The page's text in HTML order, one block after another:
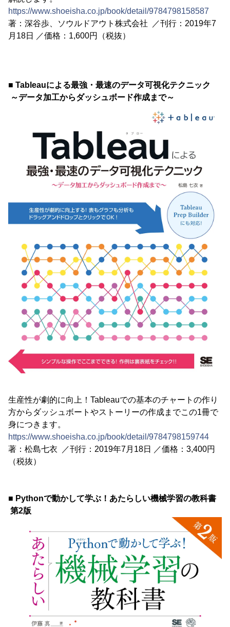
https://www.shoeisha.co.jp/book/detail/9784798158587
著：深谷歩、ソウルドアウト株式会社 ／刊行：2019年7
月18日 ／価格：1,600円（税抜）
■ Tableauによる最強・最速のデータ可視化テクニック
～データ加工からダッシュボード作成まで～
生産性が劇的に向上！Tableauでの基本のチャートの作り
方からダッシュボートやストーリーの作成までこの1冊で
身につきます。
https://www.shoeisha.co.jp/book/detail/9784798159744
著：松島七衣 ／刊行：2019年7月18日 ／価格：3,400円
（税抜）
■ Pythonで動かして学ぶ！あたらしい機械学習の教科書
第2版